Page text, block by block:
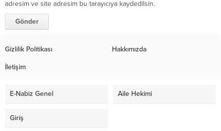
adresim ve site adresim bu tarayıcıya kaydedilsin.
Gizlilik Politikası Hakkımızda
İletişim
E-Nabiz Genel Aile Hekimi
Giriş